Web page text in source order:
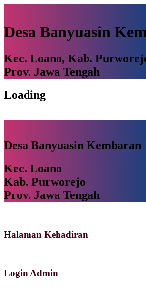
Desa Banyuasin
Kec. Loano, Kab.
Prov. Jawa Tengah
Loading
Desa Banyuasin Kembaran
Kec. Loano
Kab. Purworejo
Prov. Jawa Tengah
Halaman Kehadiran
Login Admin